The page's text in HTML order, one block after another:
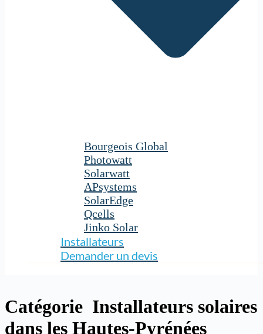
Bourgeois Global
Photowatt
Solarwatt
APsystems
SolarEdge
Qcells
Jinko Solar
Installateurs
Demander un devis
Catégorie Installateurs solaires
dans les Hautes-Pyrénées